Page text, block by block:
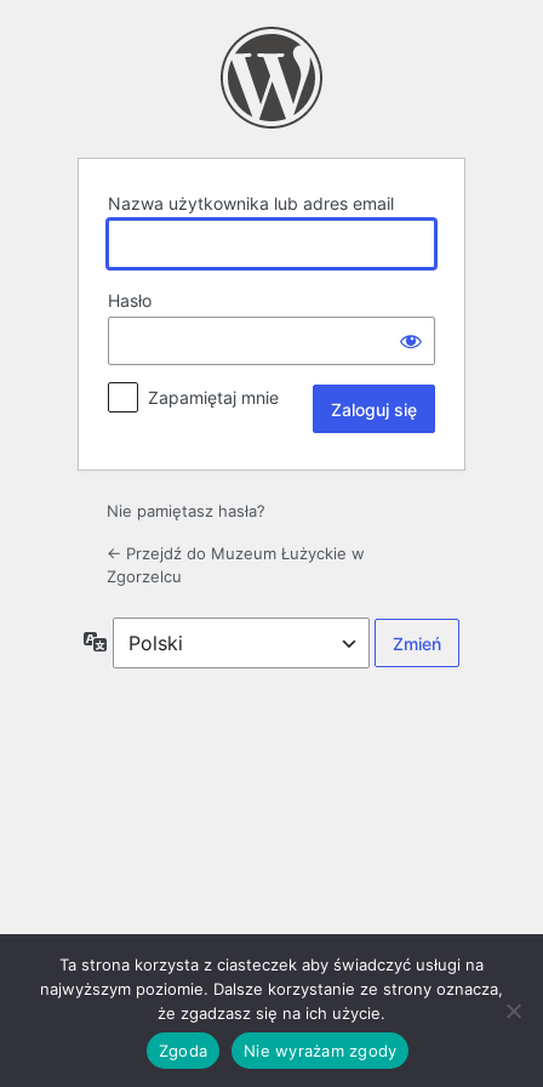
Nazwa użytkownika lub adres email
Hasło
Zapamiętaj mnie
Nie pamiętasz hasła?
← Przejdź do Muzeum Łużyckie w
Zgorzelcu
Język
Ta strona korzysta z ciasteczek aby świadczyć usługi na
najwyższym poziomie. Dalsze korzystanie ze strony oznacza,
że zgadzasz się na ich użycie.
Zgoda
Nie wyrażam zgody